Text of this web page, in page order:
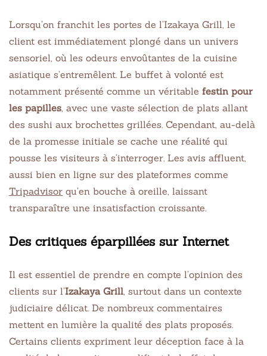
Lorsqu’on franchit les portes de l’Izakaya Grill, le
client est immédiatement plongé dans un univers
sensoriel, où les odeurs envoûtantes de la cuisine
asiatique s’entremêlent. Le buffet à volonté est
notamment présenté comme un véritable festin pour
les papilles, avec une vaste sélection de plats allant
des sushi aux brochettes grillées. Cependant, au-delà
de la promesse initiale se cache une réalité qui
pousse les visiteurs à s’interroger. Les avis affluent,
aussi bien en ligne sur des plateformes comme
Tripadvisor qu’en bouche à oreille, laissant
transparaître une insatisfaction croissante.
Des critiques éparpillées sur Internet
Il est essentiel de prendre en compte l’opinion des
clients sur l’Izakaya Grill, surtout dans un contexte
judiciaire délicat. De nombreux commentaires
mettent en lumière la qualité des plats proposés.
Certains clients expriment leur déception face à la